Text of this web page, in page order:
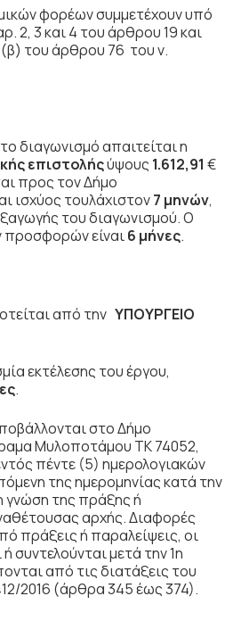
φορέων συμμετέχουν υπό
2, 3 και 4 του άρθρου 19 και
(β) του άρθρου 76 του ν.
διαγωνισμό απαιτείται η
επιστολήςύψους 1.612,91 €
προς τον Δήμο
ισχύος τουλάχιστον7 μηνών,
του διαγωνισμού. Ο
προσφορών είναι6 μήνες.
από την ΥΠΟΥΡΓΕΙΟ
εκτέλεσης του έργου,
.
στο Δήμο
Μυλοποτάμου ΤΚ 74052,
πέντε (5) ημερολογιακών
της ημερομηνίας κατά την
γνώση της πράξης ή
αρχής. Διαφορές
πράξεις ή παραλείψεις, οι
συντελούνται μετά την 1η
από τις διατάξεις του
2016 (άρθρα 345 έως 374).